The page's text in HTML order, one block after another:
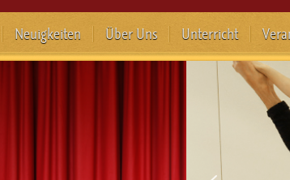
Neuigkeiten Über Uns Unterricht